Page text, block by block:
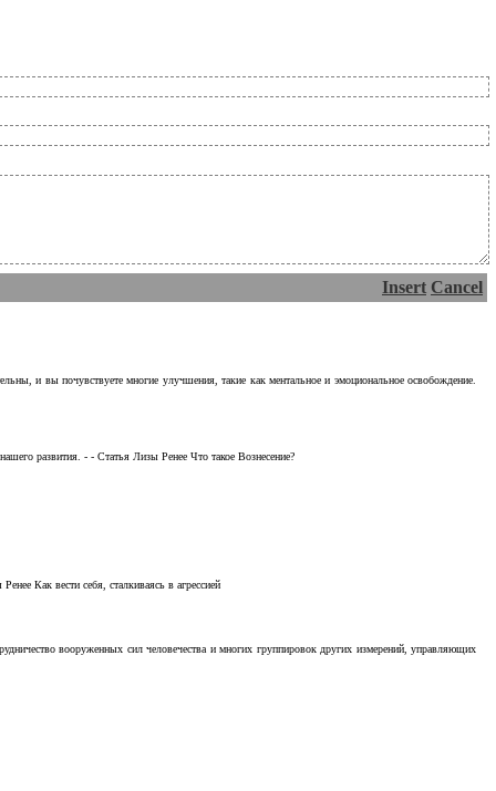
Insert Cancel
и вы почувствуете многие улучшения, такие как ментальное и эмоциональное освобождение.
развития. - - Статья Лизы Ренее Что такое Вознесение?
Как вести себя, сталкиваясь в агрессией
вооруженных сил человечества и многих группировок других измерений, управляющих